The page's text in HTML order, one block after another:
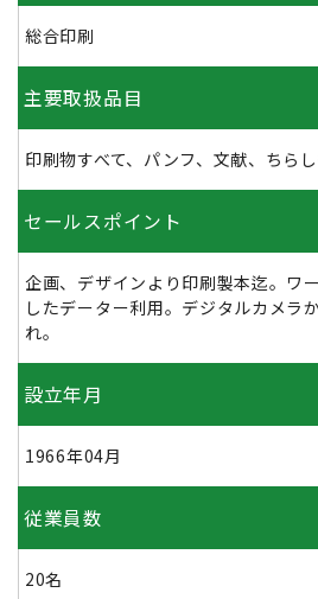
総合印刷
主要取扱品目
印刷物すべて、パンフ、文献、ちら
セールスポイント
企画、デザインより印刷製本迄。ワ
したデーター利用。デジタルカメラ
れ。
設立年月
1966年04月
従業員数
20名